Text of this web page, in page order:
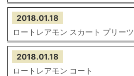
2018.01.18
ロートレアモン スカート プリーツ
2018.01.18
ロートレアモン コート